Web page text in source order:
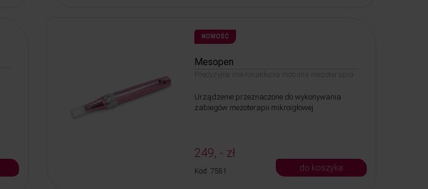
NOWOŚĆ
Mesopen
Precyzyjne mikronakłucia mobilna mezoterapia
Urządzenie przeznaczone do wykonywania
zabiegów mezoterapii mikroigłowej.
249, - zł
Kod: 7581 do koszyka